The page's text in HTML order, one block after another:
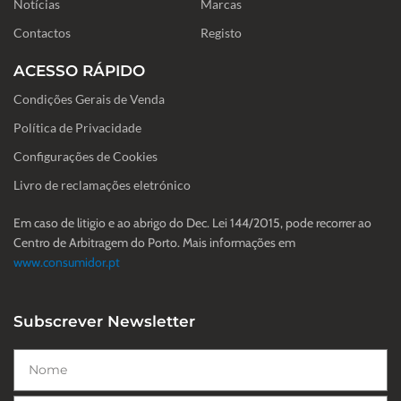
Notícias
Contactos
Marcas
Registo
ACESSO RÁPIDO
Condições Gerais de Venda
Política de Privacidade
Configurações de Cookies
Livro de reclamações eletrónico
Em caso de litigio e ao abrigo do Dec. Lei 144/2015, pode recorrer ao
Centro de Arbitragem do Porto. Mais informações em
www.consumidor.pt
Subscrever Newsletter